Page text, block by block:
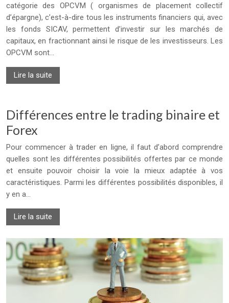
catégorie des OPCVM ( organismes de placement collectif
d’épargne), c’est-à-dire tous les instruments financiers qui, avec
les fonds SICAV, permettent d’investir sur les marchés de
capitaux, en fractionnant ainsi le risque de les investisseurs. Les
OPCVM sont…
Lire la suite
Différences entre le trading binaire et
Forex
Pour commencer à trader en ligne, il faut d’abord comprendre
quelles sont les différentes possibilités offertes par ce monde
et ensuite pouvoir choisir la voie la mieux adaptée à vos
caractéristiques. Parmi les différentes possibilités disponibles, il
y en a…
Lire la suite